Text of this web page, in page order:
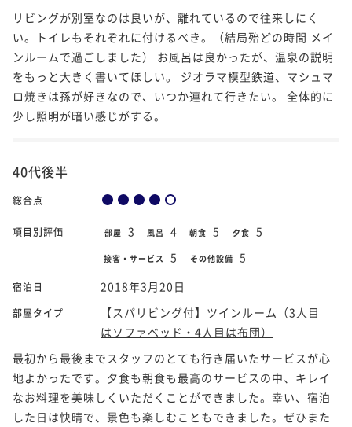
リビングが別室なのは良いが、離れているので往来しにく
い。トイレもそれぞれに付けるべき。（結局殆どの時間 メイ
ンルームで過ごしました） お風呂は良かったが、温泉の説明
をもっと大きく書いてほしい。 ジオラマ模型鉄道、マシュマ
ロ焼きは孫が好きなので、いつか連れて行きたい。 全体的に
少し照明が暗い感じがする。
40代後半
総合点
項目別評価 部屋 3 風呂 4 朝食 5 夕食 5
接客・サービス 5 その他設備 5
宿泊日 2018年3月20日
部屋タイプ
【スパリビング付】ツインルーム（3人目
はソファベッド・4人目は布団）
最初から最後までスタッフのとても行き届いたサービスが心
地よかったです。夕食も朝食も最高のサービスの中、キレイ
なお料理を美味しくいただくことができました。幸い、宿泊
した日は快晴で、景色も楽しむこともできました。ぜひまた